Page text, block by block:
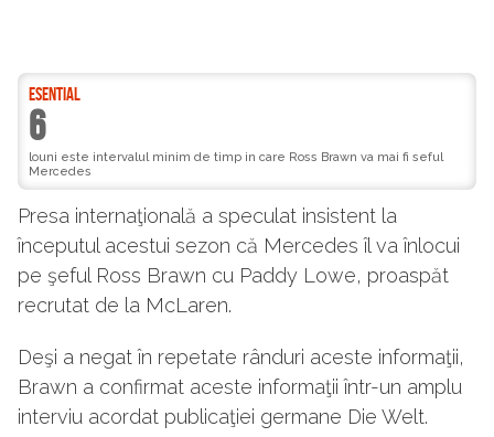
ESENTIAL
6
louni este intervalul minim de timp in care Ross Brawn va mai fi seful
Mercedes
Presa internaţională a speculat insistent la
începutul acestui sezon că Mercedes îl va înlocui
pe şeful Ross Brawn cu Paddy Lowe, proaspăt
recrutat de la McLaren.
Deşi a negat în repetate rânduri aceste informaţii,
Brawn a confirmat aceste informaţii într-un amplu
interviu acordat publicaţiei germane Die Welt.